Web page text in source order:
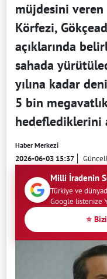
müjdesini veren
Körfezi,
açıklarında
sahada
yılına kadar
5 bin
hedeflediklerini
Haber Merkezi
2026-06-03 15:37
Milli İradenin
Türkiye ve
Google listenize
⭐